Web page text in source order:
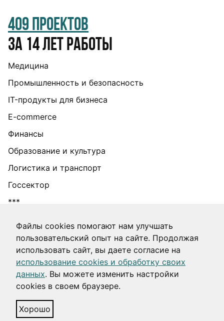
Файлы cookies помогают нам улучшать
пользовательский опыт на сайте. Продолжая
использовать сайт, вы даете согласие на
использование cookies и обработку своих
данных. Вы можете изменить настройки
cookies в своем браузере.
Хорошо
409 проектов
за 14 лет работы
Медицина
Промышленность и безопасность
IT-продукты для бизнеса
E-commerce
Финансы
Образование и культура
Логистика и транспорт
Госсектор
***
2012–
2026
Москва • Санкт-Петербург • Подгорица •
Хайфа
Политика в отношении обработки персональных
данных